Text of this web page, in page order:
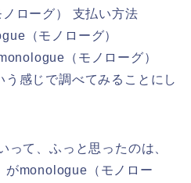
ローグ） 支払い方法
（モノローグ）
（モノローグ）
感じで調べてみることにし
って、ふっと思ったのは、
がmonologue（モノロー